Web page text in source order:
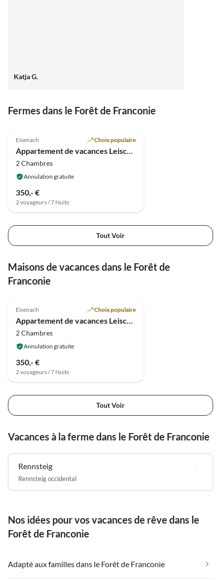
Katja G.
Fermes dans le Forêt de Franconie
Eisenach Choix populaire
Appartement de vacances Leischnerhof
2 Chambres
Annulation gratuite
350,- €
2 voyageurs / 7 Nuits
Tout Voir
Maisons de vacances dans le Forêt de
Franconie
Eisenach Choix populaire
Appartement de vacances Leischnerhof
2 Chambres
Annulation gratuite
350,- €
2 voyageurs / 7 Nuits
Tout Voir
Vacances à la ferme dans le Forêt de Franconie
Rennsteig
Rennsteig occidental
Nos idées pour vos vacances de rêve dans le
Forêt de Franconie
Adapté aux familles dans le Forêt de Franconie